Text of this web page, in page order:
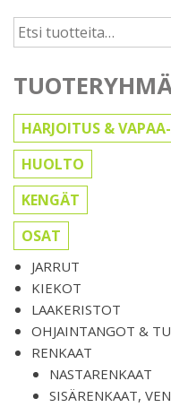
Etsi:
HARJOITUS &
HUOLTO
KENGÄT
OSAT
JARRUT
KIEKOT
LAAKERISTOT
OHJAINTANGOT &
RENKAAT
NASTARENKAAT
SISÄRENKAAT,